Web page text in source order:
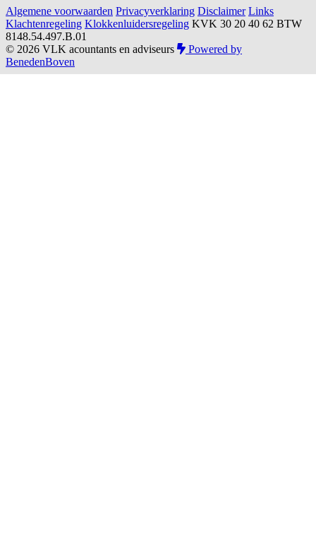
Algemene voorwaarden Privacyverklaring Disclaimer Links
Klachtenregeling Klokkenluidersregeling KVK 30 20 40 62 BTW
8148.54.497.B.01
© 2026 VLK acountants en adviseurs
Powered by
BenedenBoven